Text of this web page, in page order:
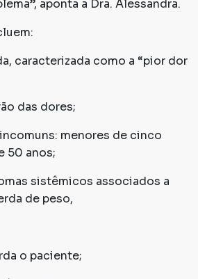
aponta a Dra. Alessandra.
caracterizada como a “pior dor
das dores;
menores de cinco
50 anos;
sistêmicos associados a
de peso,
o paciente;